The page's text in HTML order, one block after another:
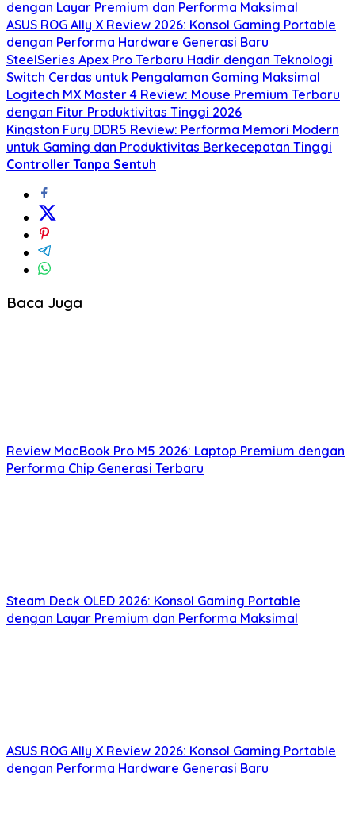
dengan Layar Premium dan Performa Maksimal
ASUS ROG Ally X Review 2026: Konsol Gaming Portable
dengan Performa Hardware Generasi Baru
SteelSeries Apex Pro Terbaru Hadir dengan Teknologi
Switch Cerdas untuk Pengalaman Gaming Maksimal
Logitech MX Master 4 Review: Mouse Premium Terbaru
dengan Fitur Produktivitas Tinggi 2026
Kingston Fury DDR5 Review: Performa Memori Modern
untuk Gaming dan Produktivitas Berkecepatan Tinggi
Controller Tanpa Sentuh
Baca Juga
Review MacBook Pro M5 2026: Laptop Premium dengan
Performa Chip Generasi Terbaru
Steam Deck OLED 2026: Konsol Gaming Portable
dengan Layar Premium dan Performa Maksimal
ASUS ROG Ally X Review 2026: Konsol Gaming Portable
dengan Performa Hardware Generasi Baru